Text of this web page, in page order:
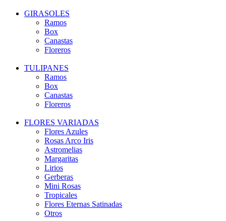
GIRASOLES
Ramos
Box
Canastas
Floreros
TULIPANES
Ramos
Box
Canastas
Floreros
FLORES VARIADAS
Flores Azules
Rosas Arco Iris
Astromelias
Margaritas
Lirios
Gerberas
Mini Rosas
Tropicales
Flores Eternas Satinadas
Otros